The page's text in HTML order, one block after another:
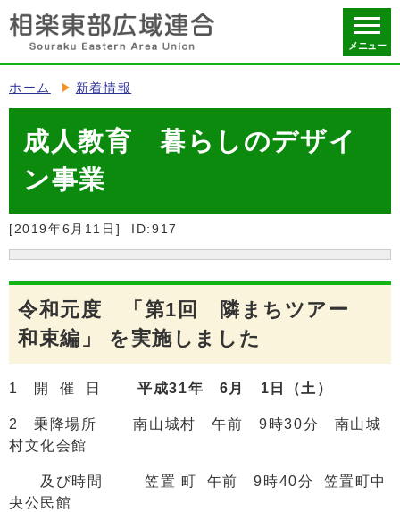
メニュー
ホーム 新着情報
成人教育 暮らしのデザイ
ン事業
[2019年6月11日] ID:917
令和元度 「第1回 隣まちツアー
和束編」 を実施しました
1 開 催 日平成31年 6月 1日（土）
2 乗降場所 南山城村 午前 9時30分 南山城
村文化会館
及び時間 笠置 町 午前 9時40分 笠置町中
央公民館